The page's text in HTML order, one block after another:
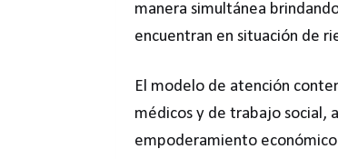
manera simultánea
encuentran en situación de
El modelo de atención
médicos y de trabajo social,
empoderamiento